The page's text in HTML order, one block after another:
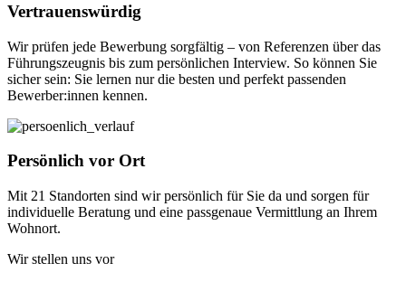
Vertrauenswürdig
Wir prüfen jede Bewerbung sorgfältig – von Referenzen über das
Führungszeugnis bis zum persönlichen Interview. So können Sie
sicher sein: Sie lernen nur die besten und perfekt passenden
Bewerber:innen kennen.
Persönlich vor Ort
Mit 21 Standorten sind wir persönlich für Sie da und sorgen für
individuelle Beratung und eine passgenaue Vermittlung an Ihrem
Wohnort.
Wir stellen uns vor